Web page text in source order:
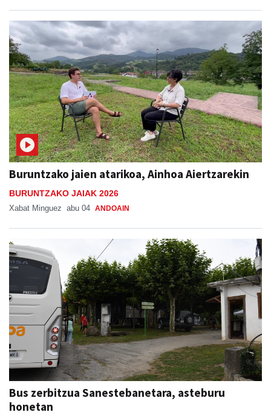
Buruntzako jaien atarikoa, Ainhoa Aiertzarekin
BURUNTZAKO JAIAK 2026
Xabat Minguez abu 04 ANDOAIN
Bus zerbitzua Sanestebanetara, asteburu
honetan